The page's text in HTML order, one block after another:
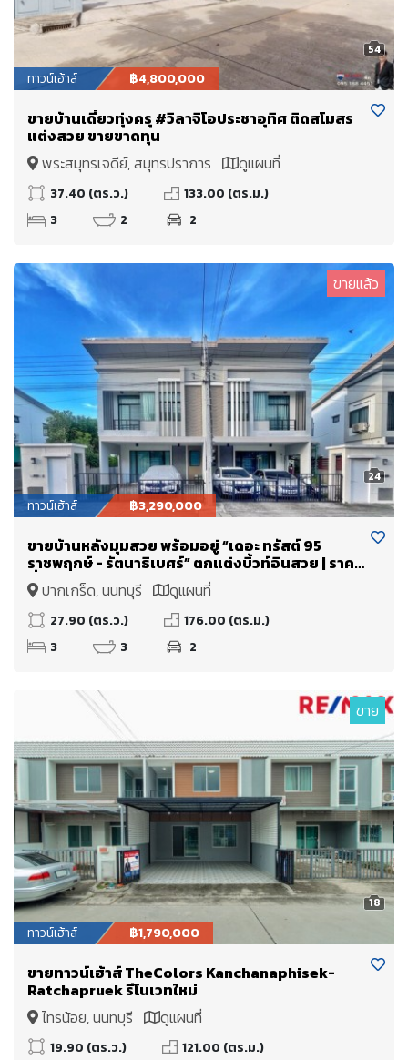
54
ทาวน์เฮ้าส์ ฿4,800,000
ขายบ้านเดี่ยวทุ่งครุ #วิลาจิโอประชาอุทิศ ติดสโมสร
แต่งสวย ขายขาดทุน
พระสมุทรเจดีย์, สมุทรปราการ
ดูแผนที่
37.40 (ตร.ว.)
133.00 (ตร.ม.)
3
2 2
24
ขายแล้ว
ทาวน์เฮ้าส์ ฿3,290,000
ขายบ้านหลังมุมสวย พร้อมอยู่ “เดอะ ทรัสต์ 95
ราชพฤกษ์ - รัตนาธิเบศร์” ตกแต่งบิ้วท์อินสวย | ราคา
ต่ำกว่าราคาประเมิน!
ปากเกร็ด, นนทบุรี ดูแผนที่
27.90 (ตร.ว.)
176.00 (ตร.ม.)
3
3 2
18
ขาย
ทาวน์เฮ้าส์ ฿1,790,000
ขายทาวน์เฮ้าส์ TheColors Kanchanaphisek-
Ratchapruek รีโนเวทใหม่
ไทรน้อย, นนทบุรี
ดูแผนที่
19.90 (ตร.ว.) 121.00 (ตร.ม.)